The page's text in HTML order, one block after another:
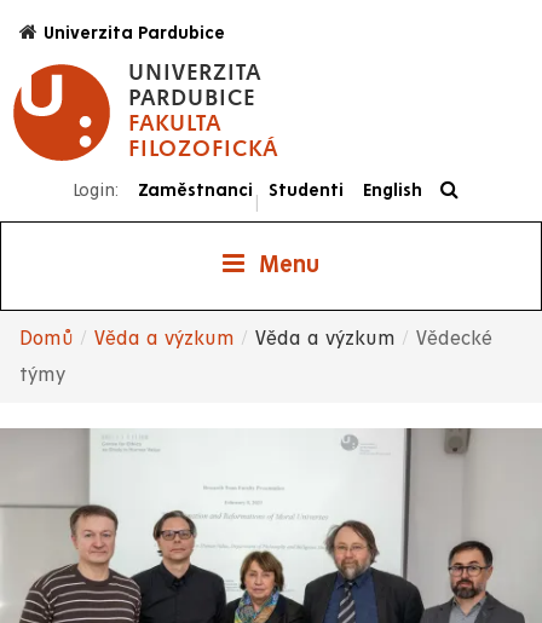
hlavnímu
obsahu
UNIVERZITA
PARDUBICE
FAKULTA
FILOZOFICKÁ
Univerzita Pardubice
Login: Zaměstnanci
|
Studenti English
Menu
Drobečková
navigace
Domů Věda a výzkum Věda a výzkum
Vědecké
týmy